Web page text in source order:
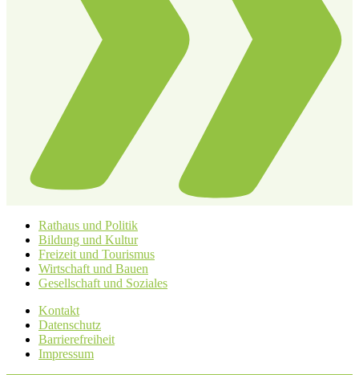
Rathaus und Politik
Bildung und Kultur
Freizeit und Tourismus
Wirtschaft und Bauen
Gesellschaft und Soziales
Kontakt
Datenschutz
Barrierefreiheit
Impressum